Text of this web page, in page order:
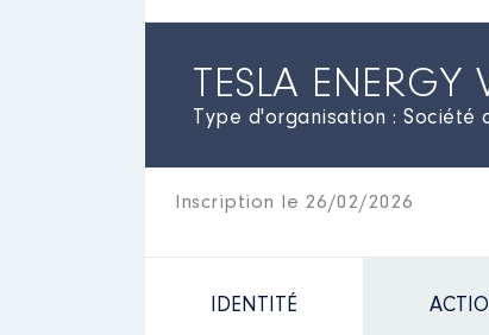
TESLA ENERGY
Type d'organisation : Société
Inscription le 26/02/2026
IDENTITÉ